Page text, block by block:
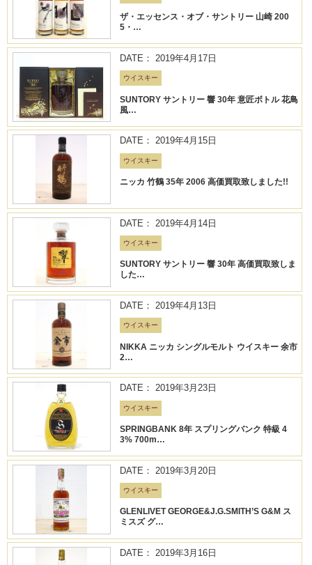
ザ・エッセンス・オブ・サントリー 山崎 200
5・…
DATE： 2019年4月17日
ウイスキー
SUNTORY サントリー 響 30年 意匠ボトル 花鳥
風…
DATE： 2019年4月15日
ウイスキー
ニッカ 竹鶴 35年 2006 高価買取致しました!!
DATE： 2019年4月14日
ウイスキー
SUNTORY サントリー 響 30年 高価買取致しま
した…
DATE： 2019年4月13日
ウイスキー
NIKKA ニッカ シングルモルト ウイスキー 余市
2…
DATE： 2019年3月23日
ウイスキー
SPRINGBANK 8年 スプリングバンク 特級 4
3% 700m…
DATE： 2019年3月20日
ウイスキー
GLENLIVET GEORGE&J.G.SMITH’S G&M ス
ミスズ グ…
DATE： 2019年3月16日